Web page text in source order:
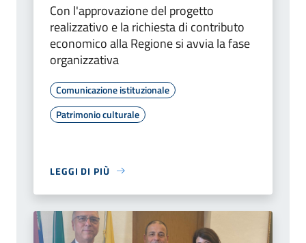
Con l'approvazione del progetto
realizzativo e la richiesta di contributo
economico alla Regione si avvia la fase
organizzativa
Comunicazione istituzionale
Patrimonio culturale
LEGGI DI PIÙ